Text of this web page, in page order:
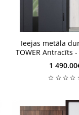
6-8 nedēļas
6-8 nedēļas
Ieejas metāla
TOWER Antracīts
1